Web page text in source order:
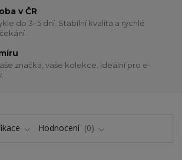
v ČR
do 3–5 dní. Stabilní kvalita a rychlé
značka, vaše kolekce. Ideální pro e-
Hodnocení 0